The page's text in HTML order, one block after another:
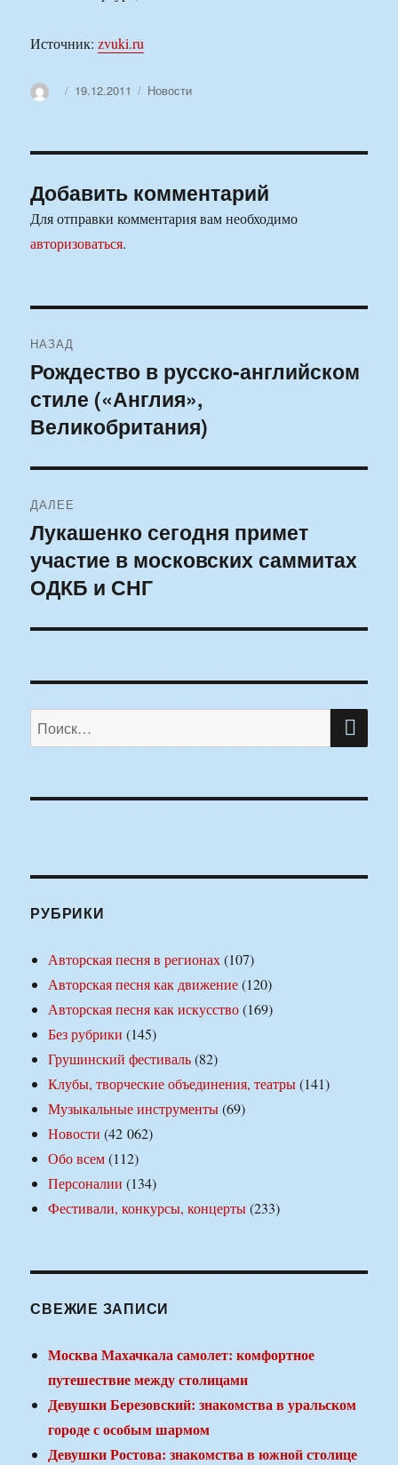
Источник:zvuki.ru
АвторОпубликовано
19.12.2011 Рубрики
Новости
Добавить комментарий
Для отправки комментария вам необходимо
авторизоваться.
по
записям
НАЗАД
Предыдущая
запись:
Рождество в русско-английском
стиле («Англия»,
Великобритания)
ДАЛЕЕ
Следующая
запись:
Лукашенко сегодня примет
участие в московских саммитах
ОДКБ и СНГ
Искать:
РУБРИКИ
Авторская песня в регионах(107)
Авторская песня как движение(120)
Авторская песня как искусство(169)
Без рубрики (145)
Грушинский фестиваль(82)
Клубы, творческие объединения, театры(141)
Музыкальные инструменты(69)
Новости (42 062)
Обо всем(112)
Персоналии (134)
Фестивали, конкурсы, концерты(233)
СВЕЖИЕ ЗАПИСИ
Москва Махачкала самолет: комфортное
путешествие между столицами
Девушки Березовский: знакомства в уральском
городе с особым шармом
Девушки Ростова: знакомства в южной столице